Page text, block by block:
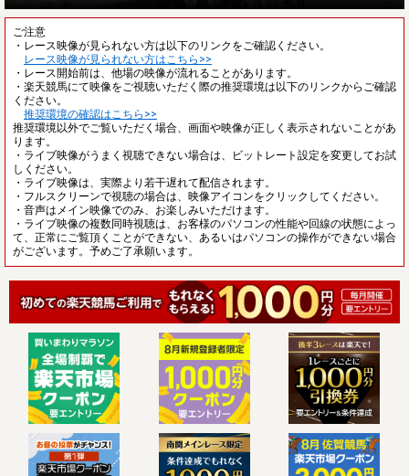
ご注意
・レース映像が見られない方は以下のリンクをご確認ください。
レース映像が見られない方はこちら>>
・レース開始前は、他場の映像が流れることがあります。
・楽天競馬にて映像をご視聴いただく際の推奨環境は以下のリンクからご確認
ください。
推奨環境の確認はこちら>>
推奨環境以外でご覧いただく場合、画面や映像が正しく表示されないことがあ
ります。
・ライブ映像がうまく視聴できない場合は、ビットレート設定を変更してお試
しください。
・ライブ映像は、実際より若干遅れて配信されます。
・フルスクリーンで視聴の場合は、映像アイコンをクリックしてください。
・音声はメイン映像でのみ、お楽しみいただけます。
・ライブ映像の複数同時視聴は、お客様のパソコンの性能や回線の状態によっ
て、正常にご覧頂くことができない、あるいはパソコンの操作ができない場合
がございます。予めご了承願います。